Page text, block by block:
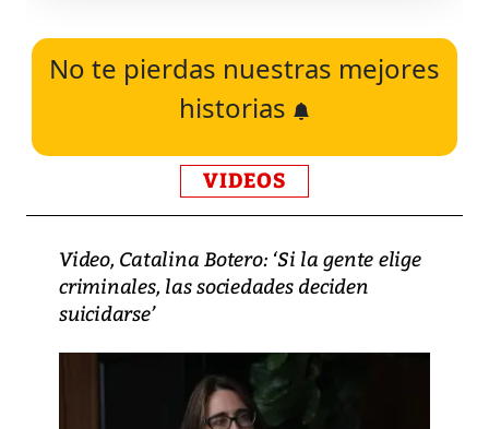
No te pierdas nuestras mejores
historias
VIDEOS
Video, Catalina Botero: ‘Si la gente elige
criminales, las sociedades deciden
suicidarse’